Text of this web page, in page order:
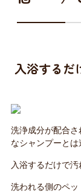
入浴するだ
洗浄成分が配合
なシャンプーとは
入浴するだけで汚
洗われる側のペ